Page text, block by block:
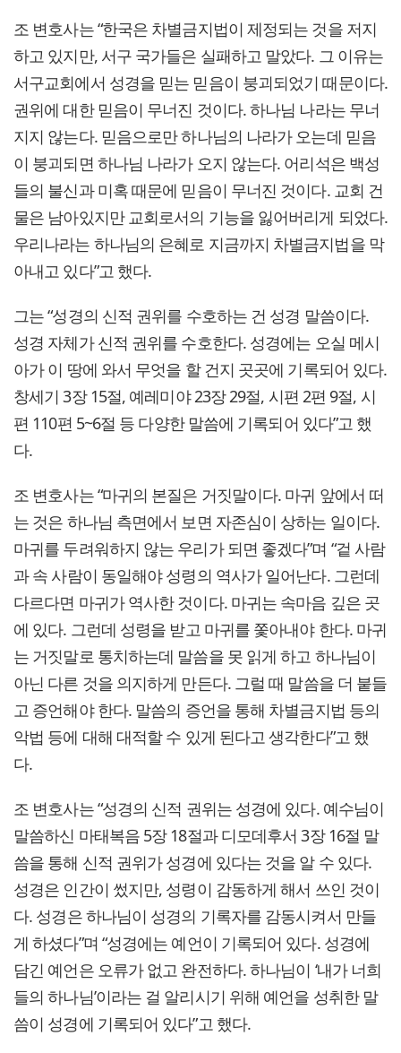
조 변호사는 “한국은 차별금지법이 제정되는 것을 저지
하고 있지만, 서구 국가들은 실패하고 말았다. 그 이유는
서구교회에서 성경을 믿는 믿음이 붕괴되었기 때문이다.
권위에 대한 믿음이 무너진 것이다. 하나님 나라는 무너
지지 않는다. 믿음으로만 하나님의 나라가 오는데 믿음
이 붕괴되면 하나님 나라가 오지 않는다. 어리석은 백성
들의 불신과 미혹 때문에 믿음이 무너진 것이다. 교회 건
물은 남아있지만 교회로서의 기능을 잃어버리게 되었다.
우리나라는 하나님의 은혜로 지금까지 차별금지법을 막
아내고 있다”고 했다.
그는 “성경의 신적 권위를 수호하는 건 성경 말씀이다.
성경 자체가 신적 권위를 수호한다. 성경에는 오실 메시
아가 이 땅에 와서 무엇을 할 건지 곳곳에 기록되어 있다.
창세기 3장 15절, 예레미야 23장 29절, 시편 2편 9절, 시
편 110편 5~6절 등 다양한 말씀에 기록되어 있다”고 했
다.
조 변호사는 “마귀의 본질은 거짓말이다. 마귀 앞에서 떠
는 것은 하나님 측면에서 보면 자존심이 상하는 일이다.
마귀를 두려워하지 않는 우리가 되면 좋겠다”며 “겉 사람
과 속 사람이 동일해야 성령의 역사가 일어난다. 그런데
다르다면 마귀가 역사한 것이다. 마귀는 속마음 깊은 곳
에 있다. 그런데 성령을 받고 마귀를 쫓아내야 한다. 마귀
는 거짓말로 통치하는데 말씀을 못 읽게 하고 하나님이
아닌 다른 것을 의지하게 만든다. 그럴 때 말씀을 더 붙들
고 증언해야 한다. 말씀의 증언을 통해 차별금지법 등의
악법 등에 대해 대적할 수 있게 된다고 생각한다”고 했
다.
조 변호사는 “성경의 신적 권위는 성경에 있다. 예수님이
말씀하신 마태복음 5장 18절과 디모데후서 3장 16절 말
씀을 통해 신적 권위가 성경에 있다는 것을 알 수 있다.
성경은 인간이 썼지만, 성령이 감동하게 해서 쓰인 것이
다. 성경은 하나님이 성경의 기록자를 감동시켜서 만들
게 하셨다”며 “성경에는 예언이 기록되어 있다. 성경에
담긴 예언은 오류가 없고 완전하다. 하나님이 ‘내가 너희
들의 하나님’이라는 걸 알리시기 위해 예언을 성취한 말
씀이 성경에 기록되어 있다”고 했다.